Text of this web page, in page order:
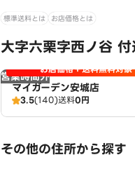
標準送料とは お店価格とは
大字六栗字西ノ谷
営業時間外お店価格＋送料無料対象
マイガーデン安城店
3.5(140)送料0円
その他の住所から探す